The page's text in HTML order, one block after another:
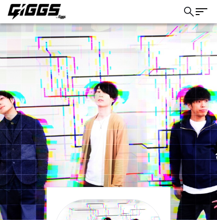
ライブ体験をもっと楽しく、もっと便利
に。
こちら